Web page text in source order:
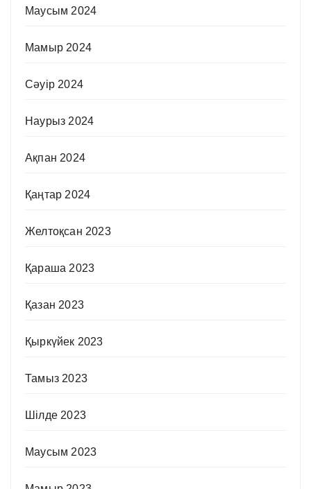
Маусым 2024
Мамыр 2024
Сәуір 2024
Наурыз 2024
Ақпан 2024
Қаңтар 2024
Желтоқсан 2023
Қараша 2023
Қазан 2023
Қыркүйек 2023
Тамыз 2023
Шілде 2023
Маусым 2023